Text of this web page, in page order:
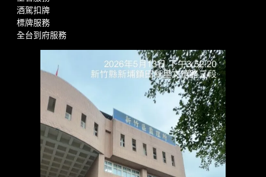
酒駕扣牌
標牌服務
全台到府服務